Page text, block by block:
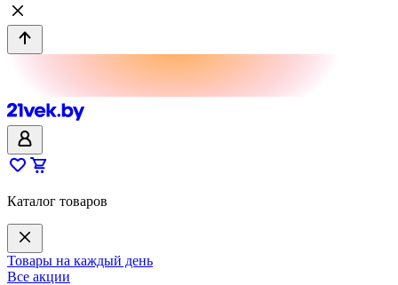
Каталог товаров
Товары на каждый день
Все акции